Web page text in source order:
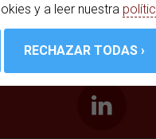
y a leer nuestra